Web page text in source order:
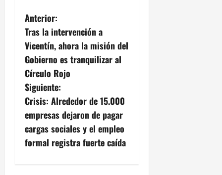
N
a
v
e
g
a
c
Anterior:
Tras la intervención a
Vicentín, ahora la misión del
Gobierno es tranquilizar al
Círculo Rojo
Siguiente:
Crisis: Alrededor de 15.000
empresas dejaron de pagar
cargas sociales y el empleo
formal registra fuerte caída